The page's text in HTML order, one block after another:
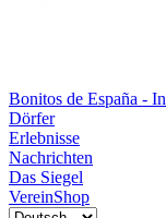
Bonitos de España -
Dörfer
Erlebnisse
Nachrichten
Das Siegel
VereinShop